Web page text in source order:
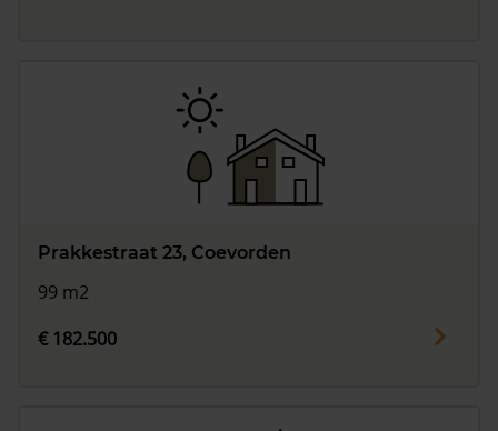
Prakkestraat 23, Coevorden
99 m2
€ 182.500